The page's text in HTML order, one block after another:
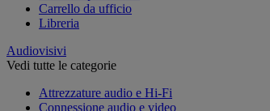
Carrello da ufficio
Libreria
Audiovisivi
Vedi tutte le categorie
Attrezzature audio e Hi-Fi
Connessione audio e video